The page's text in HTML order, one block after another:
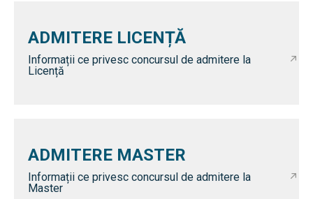
ADMITERE LICENȚĂ
Informații ce privesc concursul de admitere la
Licență
ADMITERE MASTER
Informații ce privesc concursul de admitere la
Master